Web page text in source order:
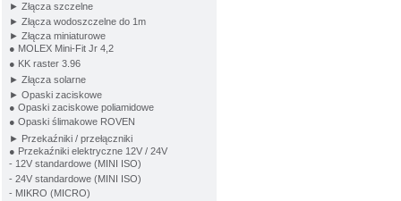
► Złącza szczelne
► Złącza wodoszczelne do 1m
► Złącza miniaturowe
● MOLEX Mini-Fit Jr 4,2
● KK raster 3.96
► Złącza solarne
► Opaski zaciskowe
● Opaski zaciskowe poliamidowe
● Opaski ślimakowe ROVEN
► Przekaźniki / przełączniki
● Przekaźniki elektryczne 12V / 24V
- 12V standardowe (MINI ISO)
- 24V standardowe (MINI ISO)
- MIKRO (MICRO)